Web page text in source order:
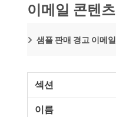
이메일 콘텐츠
샘플 판매 경고 이메일